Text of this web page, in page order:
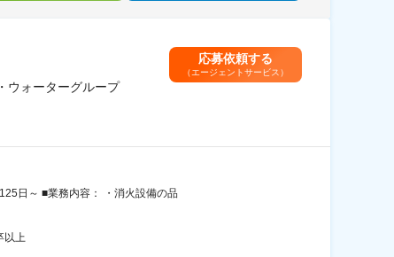
ウォーターグループ
応募依頼する
（エージェントサービス）
日～ ■業務内容： ・消火設備の品
以上